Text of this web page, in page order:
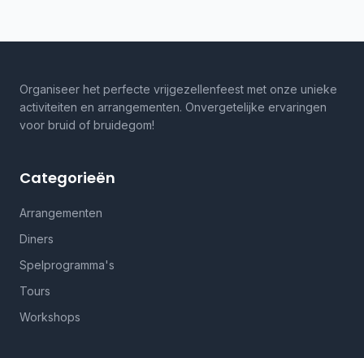
Organiseer het perfecte vrijgezellenfeest met onze unieke
activiteiten en arrangementen. Onvergetelijke ervaringen
voor bruid of bruidegom!
Categorieën
Arrangementen
Diners
Spelprogramma's
Tours
Workshops